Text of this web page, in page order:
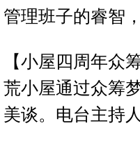
管理班子的睿智
【小屋四周年众
荒小屋通过众筹
美谈。电台主持